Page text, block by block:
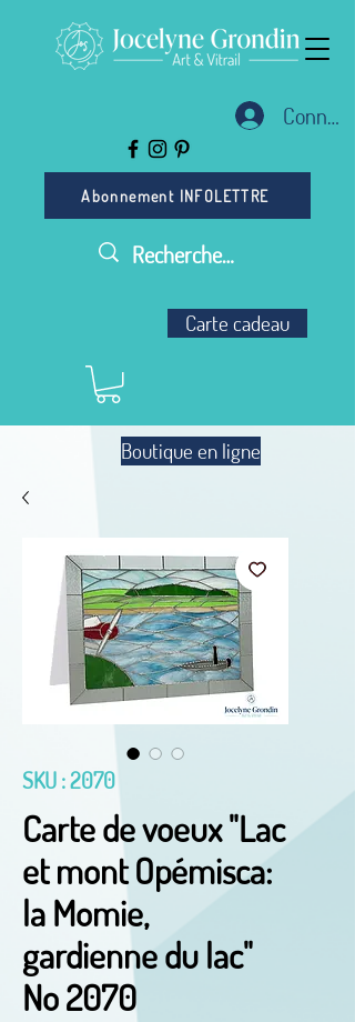
Abonnement INFOLETTRE
Carte cadeau
Boutique en ligne
SKU : 2070
Carte de voeux "Lac
et mont Opémisca:
la Momie,
gardienne du lac"
No 2070